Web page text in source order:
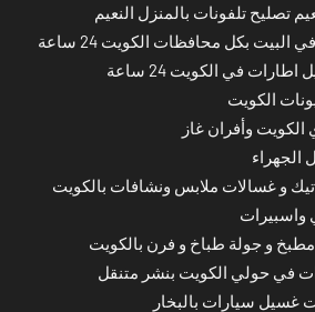
تصليح تلفونات بالمنزل النعيم
بكل محافظات الكويت 24 ساعة
في الكويت 24 ساعة
الكويت
وأفران غاز
الجهراء
و غسالات ملابس ونشافات بالكويت
واسبيرات
و جولة طباخ و فرن بالكويت
في حولي الكويت بنشر متنقل
غسيل سيارات بالبخار